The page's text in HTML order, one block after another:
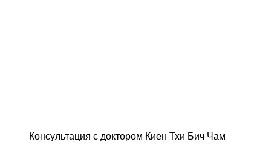
Консультация с доктором Киен Тхи Бич Чам